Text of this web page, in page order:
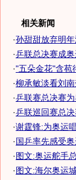
相关新闻
·孙甜甜放弃明年
·乒联总决赛成奥
·"五朵金花"含苞
·柳承敏淡看刘南
·乒联赛总决赛为
·乒联巡回赛总决
·谢霆锋:为奥运
·国乒率先感受
·图文:奥运舵手
·图文:海尔奥运